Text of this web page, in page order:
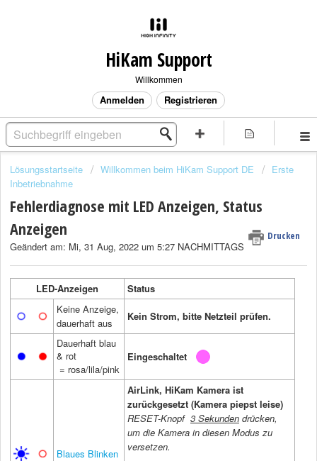
HiKam Support
Willkommen
Anmelden Registrieren
Lösungsstartseite Willkommen beim HiKam Support DE
Erste
Inbetriebnahme
Fehlerdiagnose mit LED Anzeigen, Status
Anzeigen
Drucken
Geändert am: Mi, 31 Aug, 2022 um 5:27 NACHMITTAGS
LED-Anzeigen
Status
Keine Anzeige,
dauerhaft aus
Kein Strom, bitte Netzteil prüfen.
Dauerhaft blau
& rot
= rosa/lila/pink
Eingeschaltet
Blaues Blinken
AirLink, HiKam Kamera ist
zurückgesetzt (Kamera piepst leise)
RESET-Knopf 3 Sekunden drücken,
um die Kamera in diesen Modus zu
versetzen.